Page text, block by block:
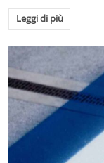
Leggi di più